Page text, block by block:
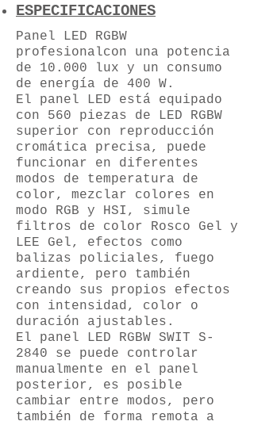
ESPECIFICACIONES
Panel LED RGBW
profesionalcon una potencia
de 10.000 lux y un consumo
de energía de 400 W.
El panel LED está equipado
con 560 piezas de LED RGBW
superior con reproducción
cromática precisa, puede
funcionar en diferentes
modos de temperatura de
color, mezclar colores en
modo RGB y HSI, simule
filtros de color Rosco Gel y
LEE Gel, efectos como
balizas policiales, fuego
ardiente, pero también
creando sus propios efectos
con intensidad, color o
duración ajustables.
El panel LED RGBW SWIT S-
2840 se puede controlar
manualmente en el panel
posterior, es posible
cambiar entre modos, pero
también de forma remota a